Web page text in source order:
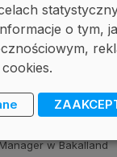
rzysta jących
, czy w tre śc i nie
iemy również
z gier on
Paweł Oleksiak
w Bakalland
o tym,